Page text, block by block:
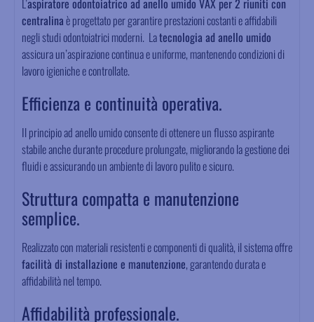
L’aspiratore odontoiatrico ad anello umido VAX per 2 riuniti con
centralinaè progettato per garantire prestazioni costanti e affidabili
negli studi odontoiatrici moderni. Latecnologia ad anello umido
assicura un’aspirazione continua e uniforme, mantenendo condizioni di
lavoro igieniche e controllate.
Efficienza e continuità operativa.
Il principio ad anello umido consente di ottenere un flusso aspirante
stabile anche durante procedure prolungate, migliorando la gestione dei
fluidi e assicurando un ambiente di lavoro pulito e sicuro.
Struttura compatta e manutenzione
semplice.
Realizzato con materiali resistenti e componenti di qualità, il sistema offre
facilità di installazione e manutenzione, garantendo durata e
affidabilità nel tempo.
Affidabilità professionale.